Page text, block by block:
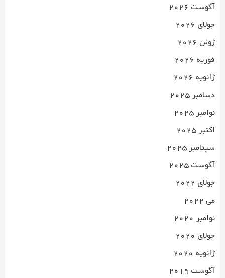
آگوست 2026
جولای 2026
ژوئن 2026
فوریه 2026
ژانویه 2026
دسامبر 2025
نوامبر 2025
اکتبر 2025
سپتامبر 2025
آگوست 2025
جولای 2022
می 2022
نوامبر 2020
جولای 2020
ژانویه 2020
آگوست 2019